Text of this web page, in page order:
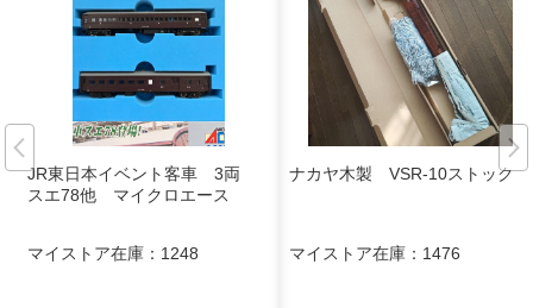
JR東日本イベント客車 3両
スエ78他 マイクロエース
マイストア在庫： 1248
ナカヤ木製 VSR-10ストック
マイストア在庫： 1476